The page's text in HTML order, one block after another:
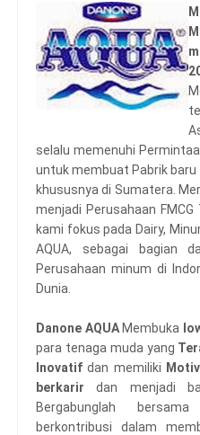
selalu memenuhi
untuk membuat Pabrik baru
khususnya di Sumatera.
menjadi Perusahaan
kami fokus pada Dairy,
AQUA, sebagai bagian
Perusahaan minum di
Dunia.
Danone AQUA Membuka
para tenaga muda yang
Inovatifdan memiliki
berkarirdan menjadi
Bergabunglah
berkontribusi dalam